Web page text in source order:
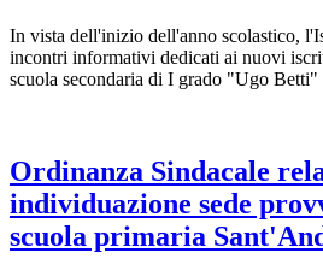
In vista dell'inizio dell'anno scolastico,
incontri informativi dedicati ai nuovi
scuola secondaria di I grado "Ugo Betti"
Ordinanza Sindacale
individuazione sede
scuola primaria